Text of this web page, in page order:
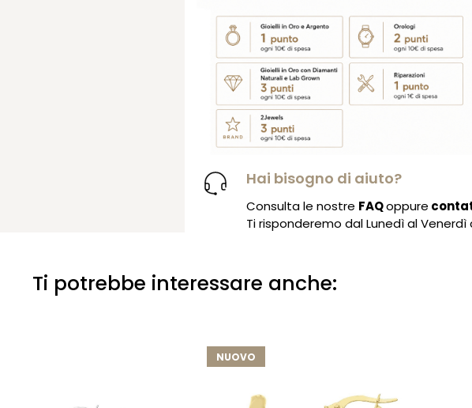
Hai bisogno di aiuto?
Consulta le nostre FAQoppure
Ti risponderemo dal Lunedì al Venerdì
Ti potrebbe interessare anche:
NUOVO